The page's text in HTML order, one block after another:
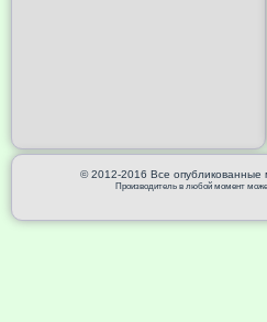
© 2012-2016 Все опубликованные
Производитель в любой момент